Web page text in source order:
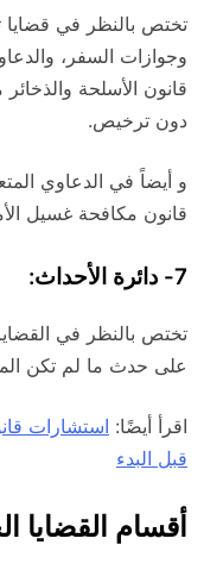
تختص بالنظر في قضايا
وجوازات السفر،
قانون الأسلحة
دون ترخيص.
و أيضاً في الدعاوي
قانون مكافحة غسيل
7- دائرة الأحداث:
تختص بالنظر في
على حدث ما لم تكن
اقرأ أيضًا: استشارات
قبل البدء
أقسام القضايا